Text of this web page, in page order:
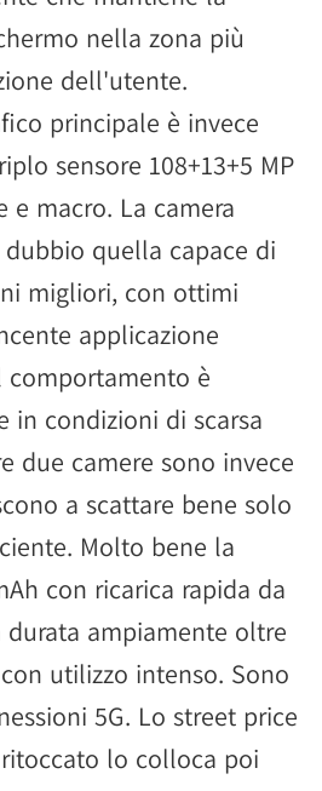
nella zona più
dell'utente.
principale è invece
sensore 108+13+5 MP
e macro. La camera
quella capace di
migliori, con ottimi
applicazione
comportamento è
in condizioni di scarsa
due camere sono invece
a scattare bene solo
Molto bene la
con ricarica rapida da
durata ampiamente oltre
utilizzo intenso. Sono
5G. Lo street price
lo colloca poi